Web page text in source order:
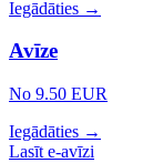
Iegādāties →
Avīze
No 9.50 EUR
Iegādāties →
Lasīt e-avīzi